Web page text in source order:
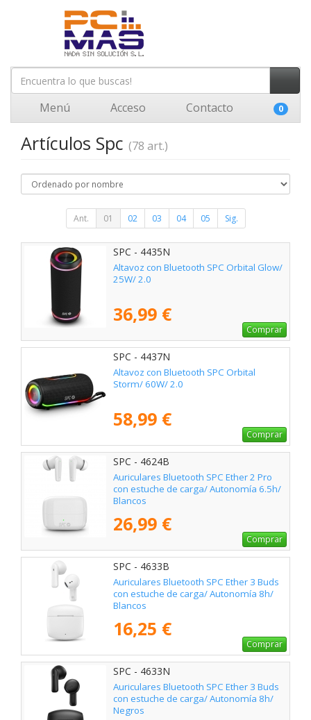
Menú Acceso Contacto 0
Artículos Spc (78 art.)
Ant. 01 02 03 04 05 Sig.
SPC - 4435N
Altavoz con Bluetooth SPC Orbital Glow/
25W/ 2.0
36,99 €
Comprar
SPC - 4437N
Altavoz con Bluetooth SPC Orbital
Storm/ 60W/ 2.0
58,99 €
Comprar
SPC - 4624B
Auriculares Bluetooth SPC Ether 2 Pro
con estuche de carga/ Autonomía 6.5h/
Blancos
26,99 €
Comprar
SPC - 4633B
Auriculares Bluetooth SPC Ether 3 Buds
con estuche de carga/ Autonomía 8h/
Blancos
16,25 €
Comprar
SPC - 4633N
Auriculares Bluetooth SPC Ether 3 Buds
con estuche de carga/ Autonomía 8h/
Negros